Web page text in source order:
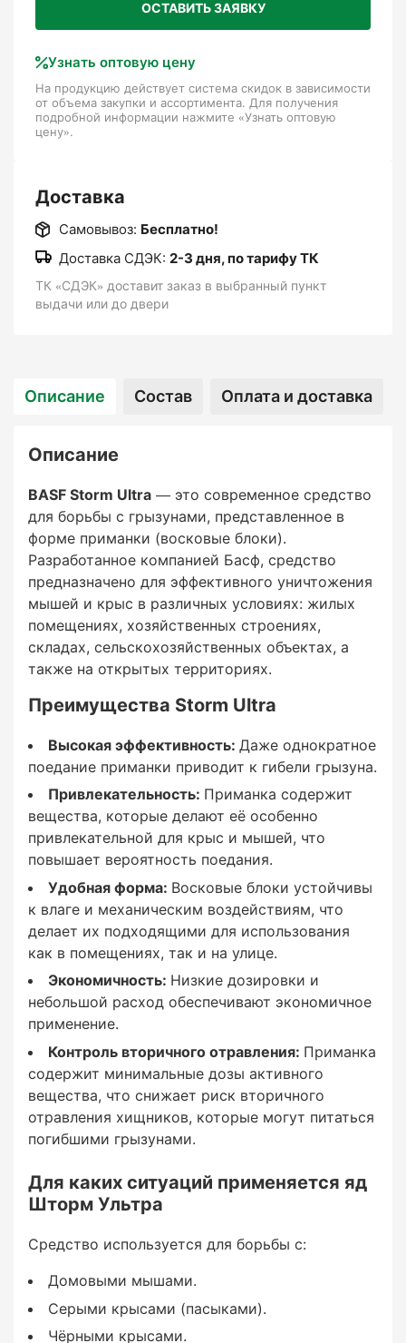
Высокая эффективность:
Приманка содержит вещества, которые
делают её особенно привлекательной для крыс
и мышей, что повышает вероятность поедания.
Восковые блоки устойчивы к влаге и
механическим воздействиям, что делает их
помещениях, так и на улице.
Экономичность:
Низкие дозировки и небольшой расход
обеспечивают экономичное применение.
Контроль вторичного отравления:
Приманка содержит минимальные дозы
активного вещества, что снижает риск
вторичного отравления хищников, которые
могут питаться погибшими грызунами.
Для каких ситуаций
применяется яд Шторм
Ультра
Средство используется для борьбы с:
Домовыми мышами.
Серыми крысами (пасыками).
Чёрными крысами.
Подходит для:
Жилых домов.
Промышленных объектов.
Складов с хранением продовольствия (с
ОСТАВИТЬ ЗАЯВКУ
Узнать оптовую цену
На продукцию действует система скидок в зависимости
от объема закупки и ассортимента. Для получения
подробной информации нажмите «Узнать оптовую
цену».
Доставка
Самовывоз: Бесплатно!
Доставка СДЭК: 2-3 дня, по тарифу ТК
ТК «СДЭК» доставит заказ в выбранный пункт
выдачи или до двери
Описание Состав Оплата и доставка
Описание
BASF Storm Ultra — это современное средство
для борьбы с грызунами, представленное в
форме приманки (восковые блоки).
Разработанное компанией Басф, средство
предназначено для эффективного уничтожения
мышей и крыс в различных условиях: жилых
помещениях, хозяйственных строениях,
складах, сельскохозяйственных объектах, а
также на открытых территориях.
Преимущества Storm Ultra
Высокая эффективность: Даже однократное
поедание приманки приводит к гибели грызуна.
Привлекательность: Приманка содержит
вещества, которые делают её особенно
привлекательной для крыс и мышей, что
повышает вероятность поедания.
Удобная форма: Восковые блоки устойчивы
к влаге и механическим воздействиям, что
делает их подходящими для использования
как в помещениях, так и на улице.
Экономичность: Низкие дозировки и
небольшой расход обеспечивают экономичное
применение.
Контроль вторичного отравления: Приманка
содержит минимальные дозы активного
вещества, что снижает риск вторичного
отравления хищников, которые могут питаться
погибшими грызунами.
Для каких ситуаций применяется яд
Шторм Ультра
Средство используется для борьбы с:
Домовыми мышами.
Серыми крысами (пасыками).
Чёрными крысами.